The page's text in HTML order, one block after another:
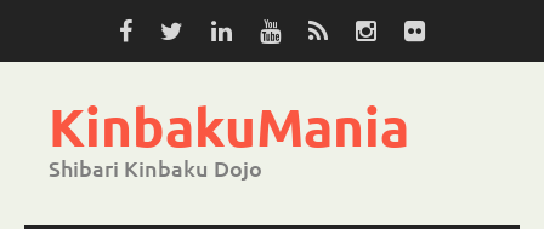
KinbakuMania
Shibari Kinbaku Dojo